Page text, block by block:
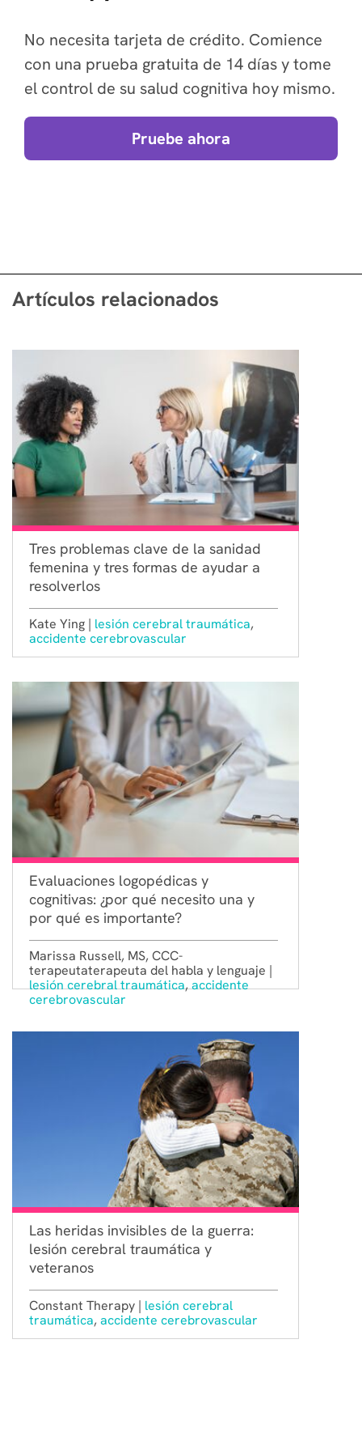
No necesita tarjeta de crédito. Comience
con una prueba gratuita de 14 días y tome
el control de su salud cognitiva hoy mismo.
Pruebe ahora
Artículos relacionados
Tres problemas clave de la sanidad
femenina y tres formas de ayudar a
resolverlos
Kate Ying | lesión cerebral traumática,
accidente cerebrovascular
Evaluaciones logopédicas y
cognitivas: ¿por qué necesito una y
por qué es importante?
Marissa Russell, MS, CCC-
terapeutaterapeuta del habla y lenguaje |
lesión cerebral traumática,accidente
cerebrovascular
Las heridas invisibles de la guerra:
lesión cerebral traumática y
veteranos
Constant Therapy | lesión cerebral
traumática, accidente cerebrovascular